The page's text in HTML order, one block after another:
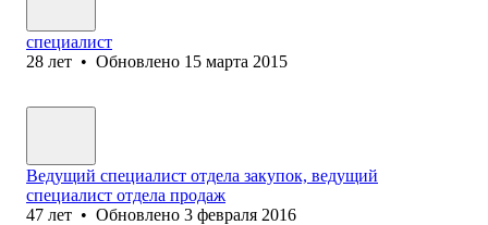
специалист
28 лет • Обновлено 15 марта 2015
Ведущий специалист отдела закупок, ведущий
специалист отдела продаж
47 лет • Обновлено 3 февраля 2016